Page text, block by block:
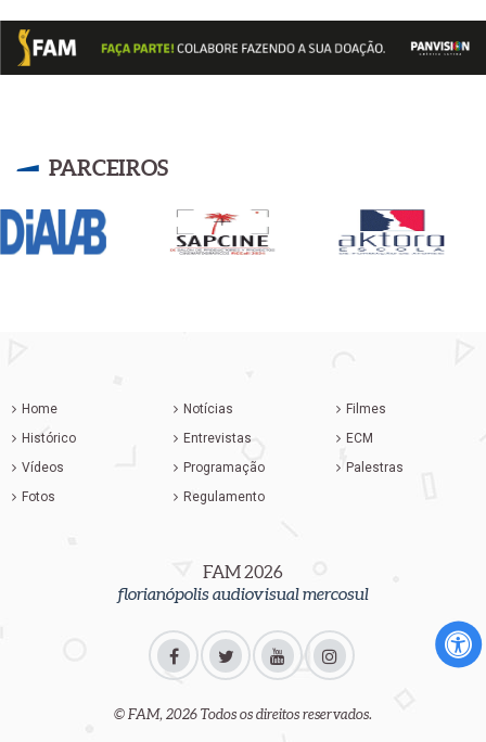
PARCEIROS
Home
Histórico
Vídeos
Fotos
Notícias
Entrevistas
Programação
Regulamento
Filmes
ECM
Palestras
FAM 2026
florianópolis audiovisual mercosul
© FAM, 2026 Todos os direitos reservados.